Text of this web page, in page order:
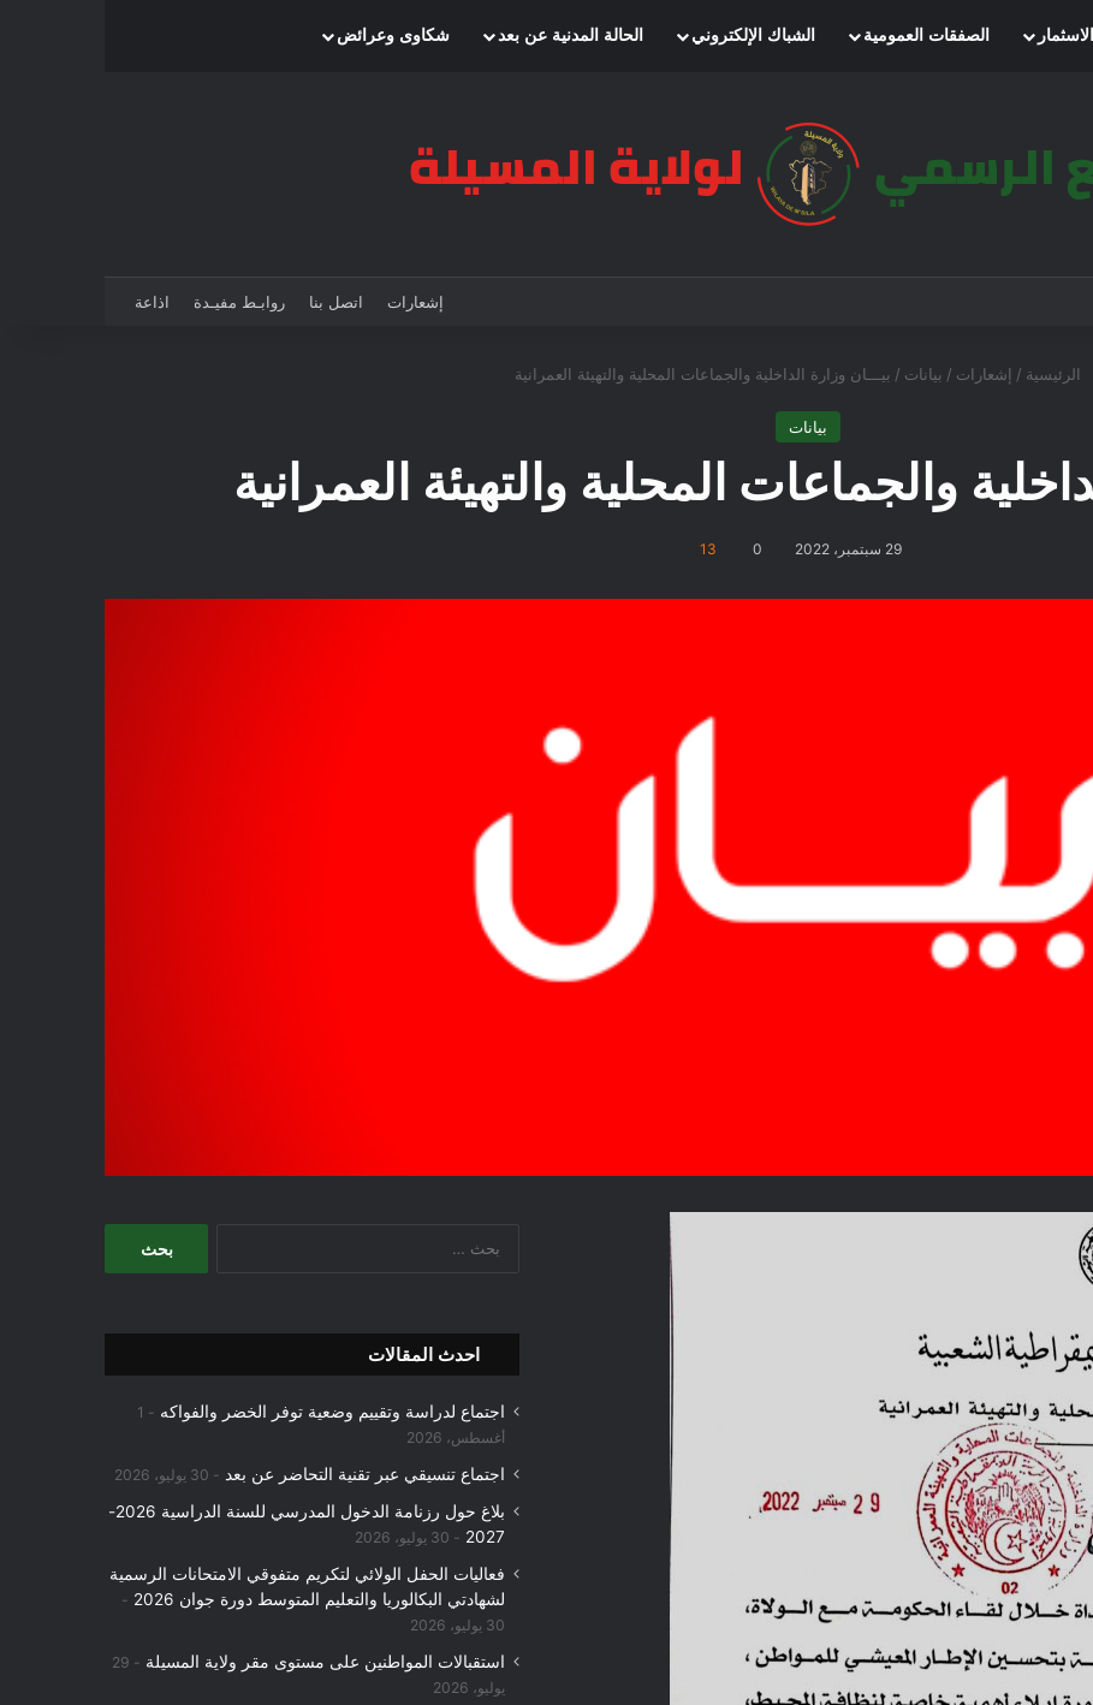
الاسثمار الصفقات العمومية الشباك الإلكتروني الحالة المدنية عن بعد شكاوى وعرائض
إشعارات اتصل بنا روابـط مفيـدة اذاعة
الرئيسية / إشعارات / بيانات / بيـــان وزارة الداخلية والجماعات المحلية والتهيئة العمرانية
بيانات
والجماعات المحلية والتهيئة العمرانية
29 سبتمبر، 2022 0
13
احدث المقالات
اجتماع لدراسة وتقييم وضعية توفر الخضر والفواكه
1
أغسطس، 2026
اجتماع تنسيقي عبر تقنية التحاضر عن بعد 30 يوليو، 2026
بلاغ حول رزنامة الدخول المدرسي للسنة الدراسية 2026-
2027
30 يوليو، 2026
فعاليات الحفل الولائي لتكريم متفوقي الامتحانات الرسمية
لشهادتي البكالوريا والتعليم المتوسط دورة جوان 2026
30 يوليو، 2026
استقبالات المواطنين على مستوى مقر ولاية المسيلة
29
يوليو، 2026